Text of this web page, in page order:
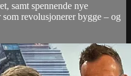
samt spennende nye
revolusjonerer bygge – og